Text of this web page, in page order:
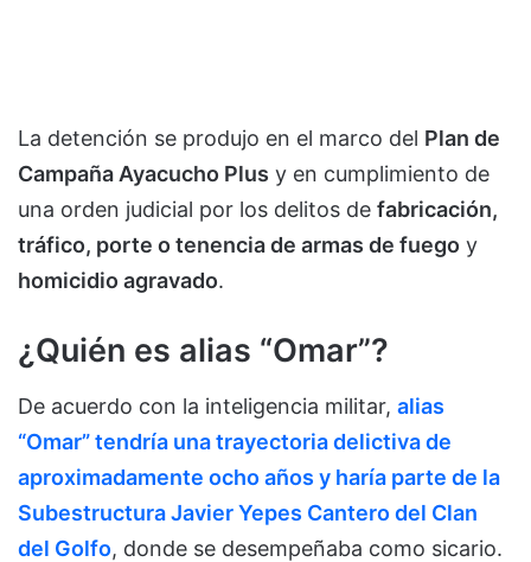
La detención se produjo en el marco del Plan de
Campaña Ayacucho Plus y en cumplimiento de
una orden judicial por los delitos de fabricación,
tráfico, porte o tenencia de armas de fuego y
homicidio agravado.
¿Quién es alias “Omar”?
De acuerdo con la inteligencia militar, alias
“Omar” tendría una trayectoria delictiva de
aproximadamente ocho años y haría parte de la
Subestructura Javier Yepes Cantero del Clan
del Golfo, donde se desempeñaba como sicario.